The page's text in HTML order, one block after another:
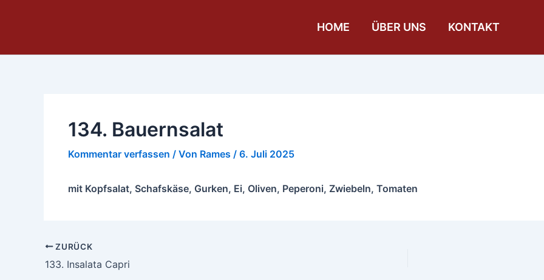
HOME ÜBER UNS KONTAKT
134. Bauernsalat
Kommentar verfassen / Von Rames / 6. Juli 2025
mit Kopfsalat, Schafskäse, Gurken, Ei, Oliven, Peperoni, Zwiebeln, Tomaten
ZURÜCK
133. Insalata Capri